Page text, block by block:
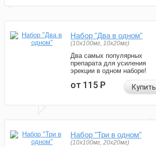
Набор "Два в одном"
(10x100мг, 10x20мг)
Два самых популярных
препарата для усиления
эрекции в одном наборе!
от 115Р Купить
Набор "Три в одном"
(10x100мг, 20x20мг)